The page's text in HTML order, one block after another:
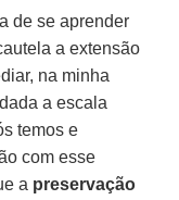
de se aprender
a extensão
na minha
a escala
temos e
com esse
a preservação